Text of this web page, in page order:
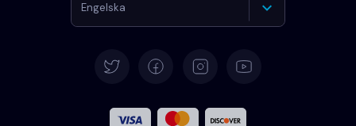
Engelska